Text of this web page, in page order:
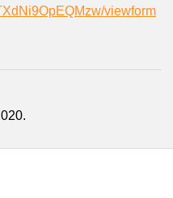
viewform